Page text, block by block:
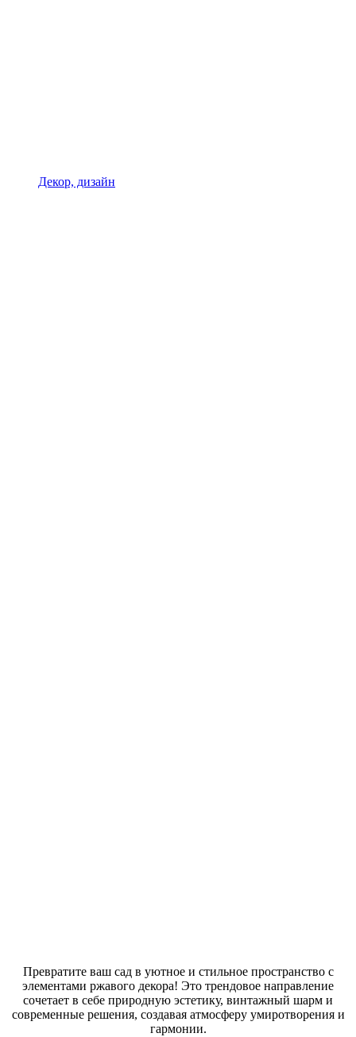
Декор, дизайн
Превратите ваш сад в уютное и стильное пространство с
элементами ржавого декора! Это трендовое направление
сочетает в себе природную эстетику, винтажный шарм и
современные решения, создавая атмосферу умиротворения и
гармонии.